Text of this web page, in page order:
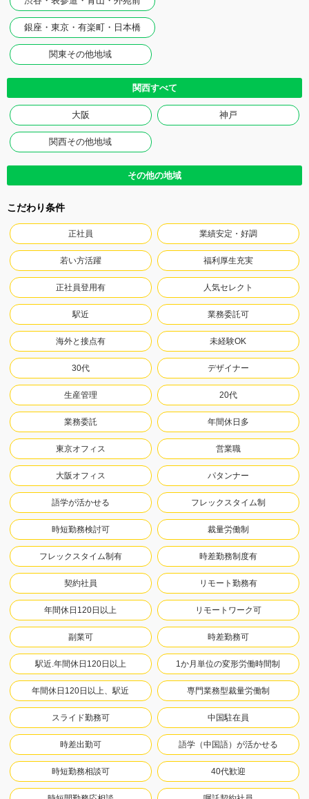
銀座・東京・有楽町・日本橋
関東その他地域
関西すべて
大阪 神戸
関西その他地域
その他の地域
こだわり条件
正社員 業績安定・好調
若い方活躍 福利厚生充実
正社員登用有 人気セレクト
駅近 業務委託可
海外と接点有 未経験OK
30代 デザイナー
生産管理 20代
業務委託 年間休日多
東京オフィス 営業職
大阪オフィス パタンナー
語学が活かせる フレックスタイム制
時短勤務検討可 裁量労働制
フレックスタイム制有 時差勤務制度有
契約社員 リモート勤務有
年間休日120日以上 リモートワーク可
副業可 時差勤務可
駅近.年間休日120日以上 1か月単位の変形労働時間制
年間休日120日以上、駅近 専門業務型裁量労働制
スライド勤務可 中国駐在員
時差出勤可 語学（中国語）が活かせる
時短勤務相談可 40代歓迎